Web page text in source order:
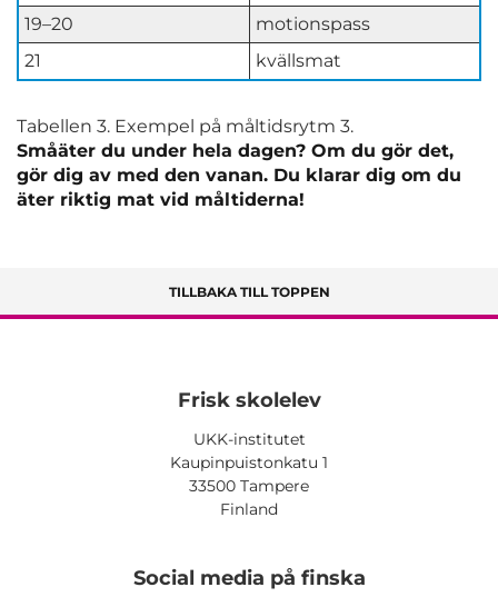
19–20
motionspass
21
kvällsmat
Tabellen 3. Exempel på måltidsrytm 3.
Småäter du under hela dagen? Om du gör det,
gör dig av med den vanan. Du klarar dig om du
äter riktig mat vid måltiderna!
TILLBAKA TILL TOPPEN
Frisk skolelev
UKK-institutet
Kaupinpuistonkatu 1
33500 Tampere
Finland
Social media på finska